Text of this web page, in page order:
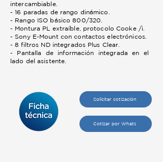
intercambiable.
- 16 paradas de rango dinámico.
- Rango ISO básico 800/320.
- Montura PL extraíble, protocolo Cooke /i.
- Sony E-Mount con contactos electrónicos.
- 8 filtros ND integrados Plus Clear.
- Pantalla de información integrada en el
lado del asistente.
Solicitar cotización
Cotizar por Whats